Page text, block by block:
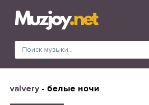
valvery- белые ночи